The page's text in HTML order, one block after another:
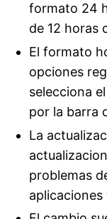
formato 24
de 12 horas
El formato
opciones
selecciona
por la barra
La
problemas
aplicaciones